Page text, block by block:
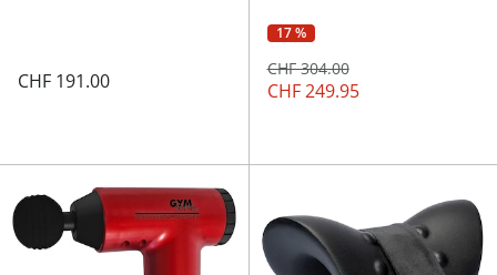
CHF 191.00
17 %
CHF 304.00
CHF 249.95